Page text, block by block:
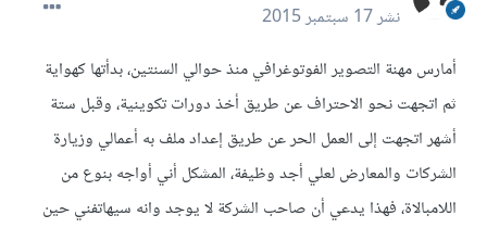
نشر17 سبتمبر 2015
أمارس مهنة التصوير الفوتوغرافي منذ حوالي السنتين، بدأتها كهواية
ثم اتجهت نحو الاحتراف عن طريق أخذ دورات تكوينية، وقبل ستة
أشهر اتجهت إلى العمل الحر عن طريق إعداد ملف به أعمالي وزيارة
الشركات والمعارض لعلي أجد وظيفة، المشكل أني أواجه بنوع من
اللامبالاة، فهذا يدعي أن صاحب الشركة لا يوجد وانه سيهاتفني حين